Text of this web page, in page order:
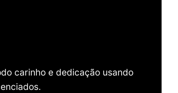
carinho e dedicação usando